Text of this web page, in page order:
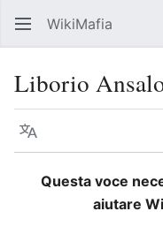
WikiMafia
Liborio
Lingua
Questa voce
aiutare